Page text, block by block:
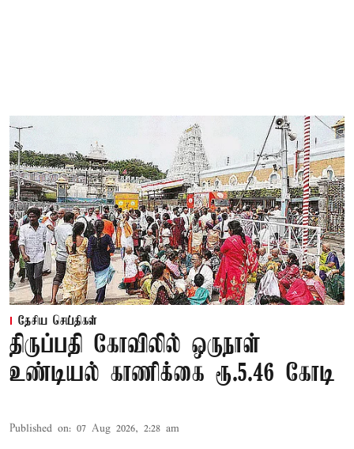
தேசிய செய்திகள்
திருப்பதி கோவிலில் ஒருநாள்
உண்டியல் காணிக்கை ரூ.5.46 கோடி
Published on: 07 Aug 2026, 2:28 am